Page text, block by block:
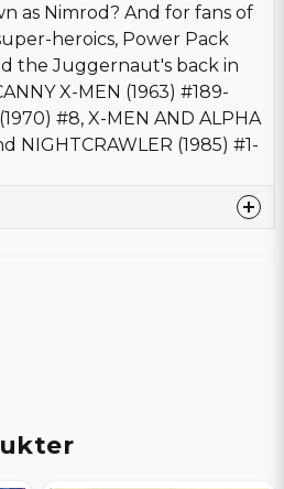
as Nimrod? And for fans of
heroics, Power Pack
the Juggernaut's back in
X-MEN (1963) #189-
#8, X-MEN AND ALPHA
NIGHTCRAWLER (1985) #1-
Nytt Obegagnat